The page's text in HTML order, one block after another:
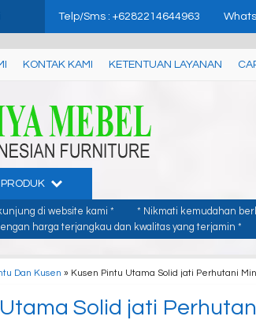
Telp/Sms : +6282214644963
KONTAK KAMI KETENTUAN LAYANAN
di website kami * * Nikmati kemudahan
harga terjangkau dan kwalitas yang terjamin *
Dan Kusen » Kusen Pintu Utama Solid jati Perhutani
Solid jati